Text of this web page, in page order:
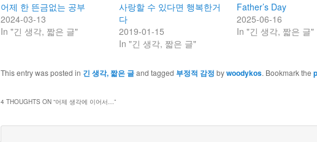
어제 한 뜬금없는 공부
2024-03-13
In "긴 생각, 짧은 글"
사랑할 수 있다면 행복한거
다
2019-01-15
In "긴 생각, 짧은 글"
Father’s Day
2025-06-16
In "긴 생각, 짧은 글"
This entry was posted in 긴 생각, 짧은 글and tagged 부정적 감정 bywoodykos. Bookmark the
4 THOUGHTS ON “어제 생각에 이어서… ”